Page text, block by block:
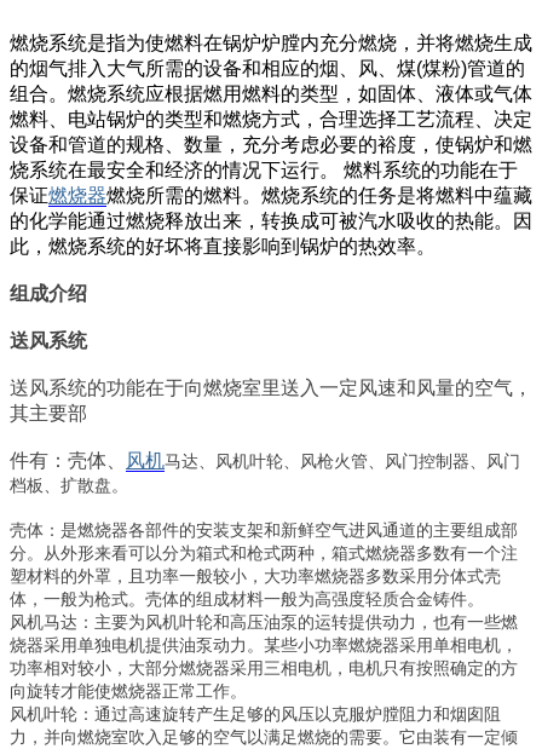
燃烧系统是指为使燃料在锅炉炉膛内充分燃烧，并将燃烧生成
的烟气排入大气所需的设备和相应的烟、风、煤(煤粉)管道的
组合。燃烧系统应根据燃用燃料的类型，如固体、液体或气体
燃料、电站锅炉的类型和燃烧方式，合理选择工艺流程、决定
设备和管道的规格、数量，充分考虑必要的裕度，使锅炉和燃
烧系统在最安全和经济的情况下运行。 燃料系统的功能在于
保证燃烧器燃烧所需的燃料。燃烧系统的任务是将燃料中蕴藏
的化学能通过燃烧释放出来，转换成可被汽水吸收的热能。因
此，燃烧系统的好坏将直接影响到锅炉的热效率。
组成介绍
送风系统
送风系统的功能在于向燃烧室里送入一定风速和风量的空气，
其主要部
件有：壳体、 风机马达、风机叶轮、风枪火管、风门控制器、风门
档板、扩散盘。
壳体：是燃烧器各部件的安装支架和新鲜空气进风通道的主要组成部
分。从外形来看可以分为箱式和枪式两种，箱式燃烧器多数有一个注
塑材料的外罩，且功率一般较小，大功率燃烧器多数采用分体式壳
体，一般为枪式。壳体的组成材料一般为高强度轻质合金铸件。
风机马达：主要为风机叶轮和高压油泵的运转提供动力，也有一些燃
烧器采用单独电机提供油泵动力。某些小功率燃烧器采用单相电机，
功率相对较小，大部分燃烧器采用三相电机，电机只有按照确定的方
向旋转才能使燃烧器正常工作。
风机叶轮：通过高速旋转产生足够的风压以克服炉膛阻力和烟囱阻
力，并向燃烧室吹入足够的空气以满足燃烧的需要。它由装有一定倾